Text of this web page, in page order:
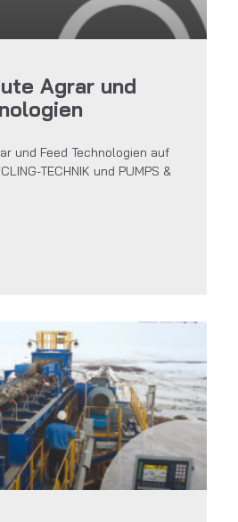
Agrar und
und Feed Technologien auf
TECHNIK und PUMPS &